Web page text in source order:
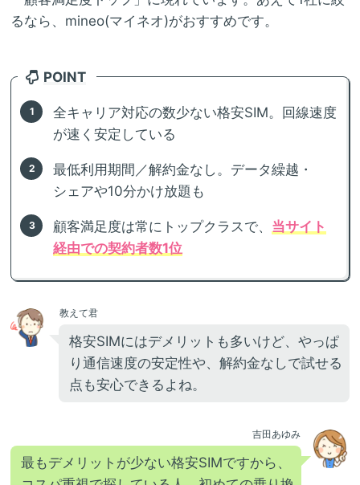
るなら、mineo(マイネオ)がおすすめです。
POINT
全キャリア対応の数少ない格安SIM。回線速度
が速く安定している
最低利用期間／解約金なし。データ繰越・
シェアや10分かけ放題も
顧客満足度は常にトップクラスで、 当サイト
経由での契約者数1位
教えて君
格安SIMにはデメリットも多いけど、やっぱ
り通信速度の安定性や、解約金なしで試せる
点も安心できるよね。
吉田あゆみ
最もデメリットが少ない格安SIMですから、